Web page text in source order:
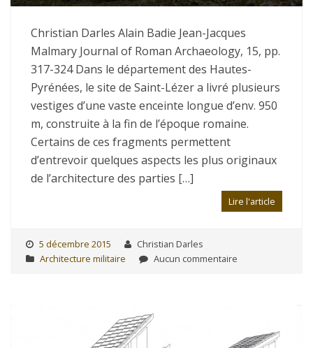
Christian Darles Alain Badie Jean-Jacques
Malmary Journal of Roman Archaeology, 15, pp.
317-324 Dans le département des Hautes-
Pyrénées, le site de Saint-Lézer a livré plusieurs
vestiges d’une vaste enceinte longue d’env. 950
m, construite à la fin de l’époque romaine.
Certains de ces fragments permettent
d’entrevoir quelques aspects les plus originaux
de l’architecture des parties […]
Lire l'article
5 décembre 2015
Christian Darles
Architecture militaire
Aucun commentaire